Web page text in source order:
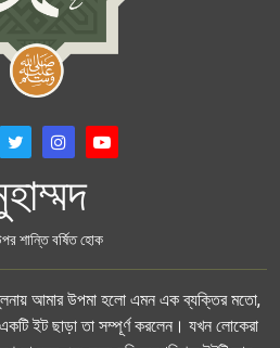
শান্তি বর্ষিত হোক
আমার উপমা হলো এমন এক ব্যক্তির মতো,
ইট ছাড়া তা সম্পূর্ণ করলেন। যখন লোকেরা